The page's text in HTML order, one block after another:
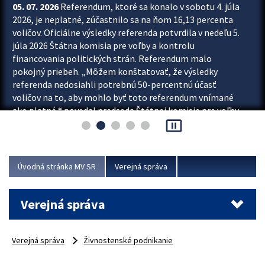
05. 07. 2026Referendum, ktoré sa konalo v sobotu 4. júla
2026, je neplatné, zúčastnilo sa na ňom 16,13 percenta
voličov. Oficiálne výsledky referenda potvrdila v nedeľu 5.
júla 2026 Štátna komisia pre voľby a kontrolu
financovania politických strán. Referendum malo
pokojný priebeh. „Môžem konštatovať, že výsledky
referenda nedosiahli potrebnú 50-percentnú účasť
voličov na to, aby mohlo byť toto referendum vnímané
ako platné,“ povedal predseda Štátnej komisie pre voľby
a kontrolu financovania politických...
pause_presentation
Úvodná stránka MV SR Verejná správa
Verejná správa
Verejná správa
Živnostenské podnikanie